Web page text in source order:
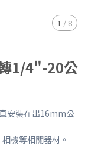
1 / 8
1/4"-20公
安裝在出16mm公
機等相關器材。